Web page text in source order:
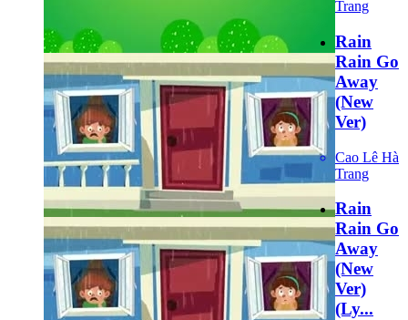
Trang
Rain
Rain Go
Away
(New
Ver)
Cao Lê Hà
Trang
Rain
Rain Go
Away
(New
Ver)
(Ly...